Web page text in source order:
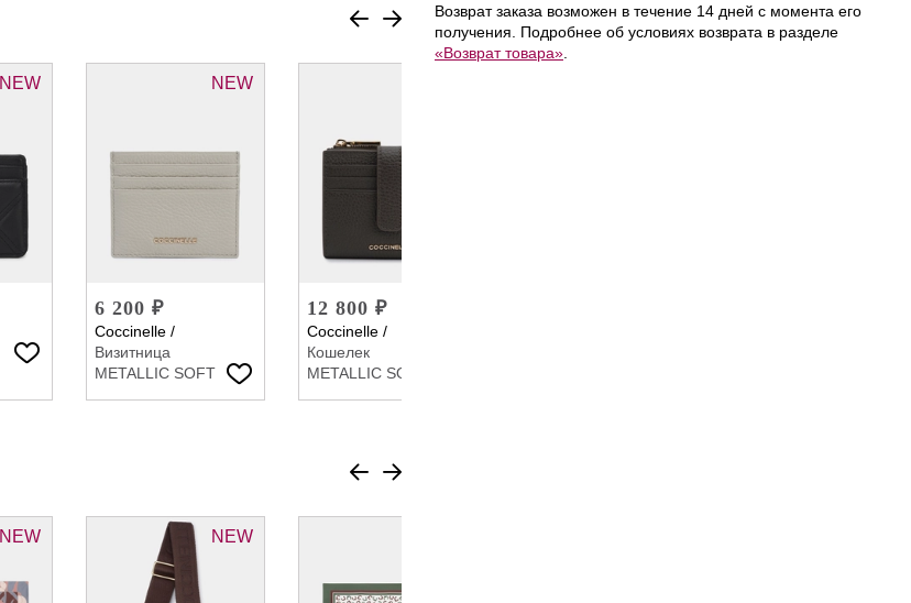
NEW NEW
6 200 ₽
Coccinelle /
Визитница
METALLIC SOFT
12 800 ₽
Coccinelle /
Кошелек
METALLIC SOFT
NEW NEW
Возврат заказа возможен в течение 14 дней с момента его
получения. Подробнее об условиях возврата в разделе
«Возврат товара»